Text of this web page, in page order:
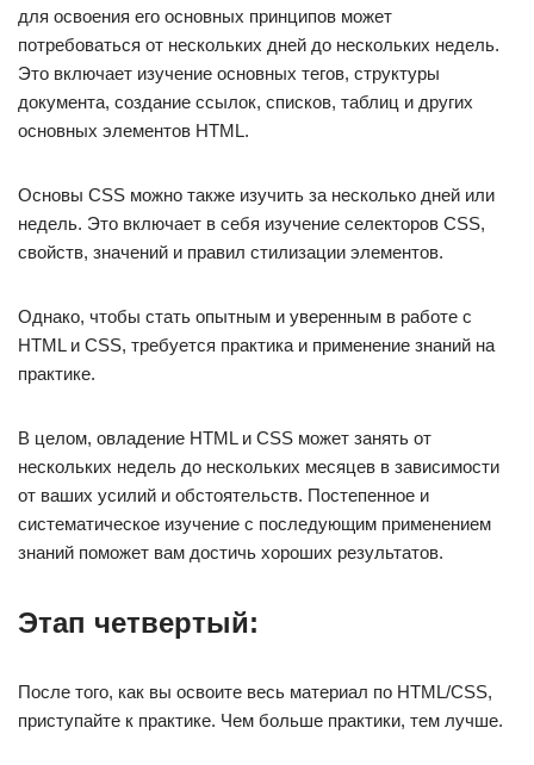
для освоения его основных принципов может
потребоваться от нескольких дней до нескольких недель.
Это включает изучение основных тегов, структуры
документа, создание ссылок, списков, таблиц и других
основных элементов HTML.
Основы CSS можно также изучить за несколько дней или
недель. Это включает в себя изучение селекторов CSS,
свойств, значений и правил стилизации элементов.
Однако, чтобы стать опытным и уверенным в работе с
HTML и CSS, требуется практика и применение знаний на
практике.
В целом, овладение HTML и CSS может занять от
нескольких недель до нескольких месяцев в зависимости
от ваших усилий и обстоятельств. Постепенное и
систематическое изучение с последующим применением
знаний поможет вам достичь хороших результатов.
Этап четвертый:
После того, как вы освоите весь материал по HTML/CSS,
приступайте к практике. Чем больше практики, тем лучше.